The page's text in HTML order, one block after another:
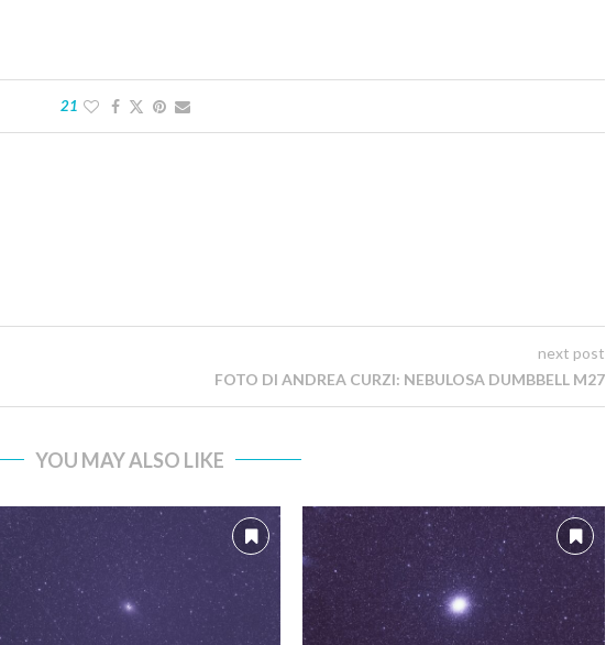
21
next post
FOTO DI ANDREA CURZI: NEBULOSA DUMBBELL M27
YOU MAY ALSO LIKE